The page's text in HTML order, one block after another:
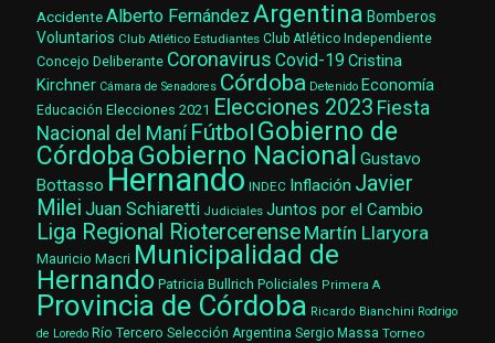
AccidenteAlberto Fernández Argentina Bomberos
Voluntarios Club Atlético Estudiantes Club Atlético Independiente
Concejo Deliberante Coronavirus Covid-19 Cristina
Kirchner Cámara de Senadores Córdoba Detenido Economía
Educación Elecciones 2021 Elecciones 2023 Fiesta
Nacional del Maní Fútbol Gobierno de
CórdobaGobierno Nacional Gustavo
Bottasso Hernando INDEC Inflación Javier
Milei Juan Schiaretti Judiciales Juntos por el Cambio
Liga Regional Riotercerense Martín Llaryora
Mauricio Macri Municipalidad de
Hernando Patricia Bullrich Policiales Primera A
Provincia de Córdoba Ricardo Bianchini Rodrigo
de Loredo Río Tercero Selección Argentina Sergio Massa Torneo